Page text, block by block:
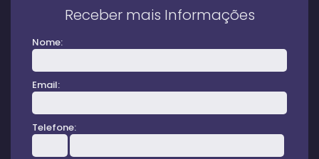
Receber mais Informações
Nome:
Email:
Telefone: